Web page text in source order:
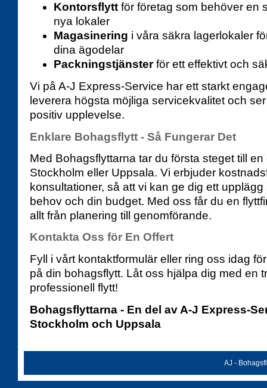
Kontorsflytt för företag som behöver en
nya lokaler
Magasinering i våra säkra lagerlokaler
dina ägodelar
Packningstjänsterför ett effektivt och
Vi på A-J Express-Service har ett starkt
leverera högsta möjliga servicekvalitet och
positiv upplevelse.
Enklare Bohagsflytt - Så Fungerar Det
Med Bohagsflyttarna tar du första steget till en
Stockholm eller Uppsala. Vi erbjuder
konsultationer, så att vi kan ge dig ett
behov och din budget. Med oss får du en
allt från planering till genomförande.
Kontakta Oss för En Offert
Fyll i vårt kontaktformulär eller ring oss idag
på din bohagsflytt. Låt oss hjälpa dig med en
professionell flytt!
Bohagsflyttarna - En del av A-J Express-
Stockholm och Uppsala
AJ -